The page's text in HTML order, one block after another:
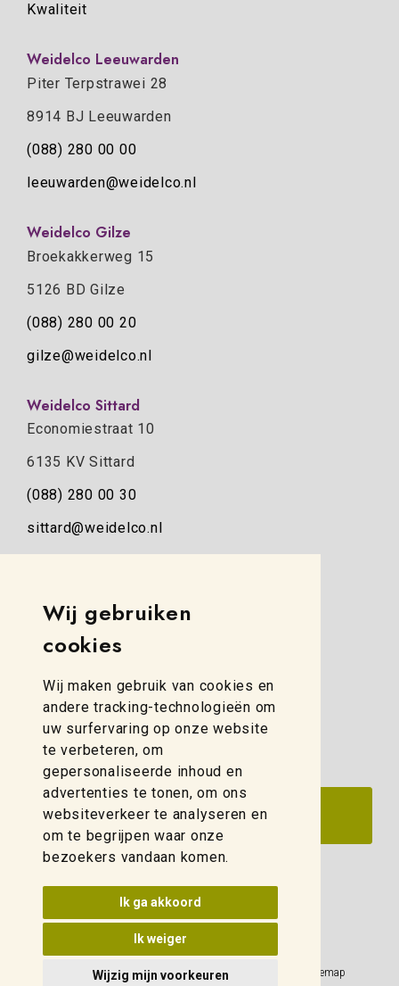
Wij gebruiken
cookies
Wij maken gebruik van cookies en
andere tracking-technologieën om
uw surfervaring op onze website
te verbeteren, om
gepersonaliseerde inhoud en
advertenties te tonen, om ons
websiteverkeer te analyseren en
om te begrijpen waar onze
bezoekers vandaan komen.
Ik ga akkoord
Ik weiger
Wijzig mijn voorkeuren
Kwaliteit
Weidelco Leeuwarden
Piter Terpstrawei 28
8914 BJ Leeuwarden
(088) 280 00 00
leeuwarden@weidelco.nl
Weidelco Gilze
Broekakkerweg 15
5126 BD Gilze
(088) 280 00 20
gilze@weidelco.nl
Weidelco Sittard
Economiestraat 10
6135 KV Sittard
(088) 280 00 30
sittard@weidelco.nl
Simon Stevinweg 8
8013 NB Zwolle
zwolle@weidelco.nl
Update cookies voorkeuren
Privacy Policy Sitemap